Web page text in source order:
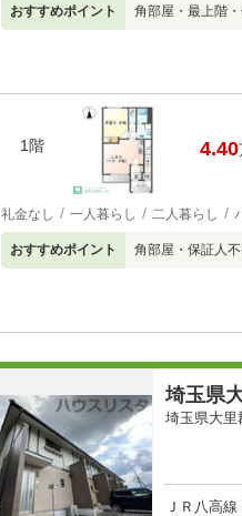
おすすめポイント 角部屋・最上階
1階 4.40
礼金なし 一人暮らし 二人暮らし
おすすめポイント 角部屋・保証人
埼玉県
埼玉県大里
ＪＲ八高